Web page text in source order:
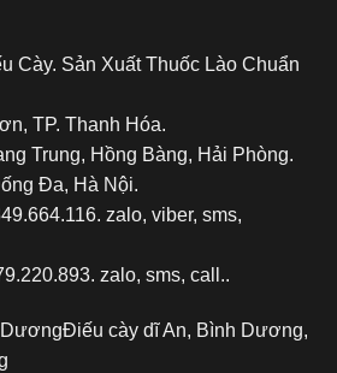
Cày. Sản Xuất Thuốc Lào Chuẩn
TP. Thanh Hóa.
Trung, Hồng Bàng, Hải Phòng.
Đa, Hà Nội.
zalo, viber, sms,
zalo, sms, call..
Điếu cày dĩ An, Bình Dương,